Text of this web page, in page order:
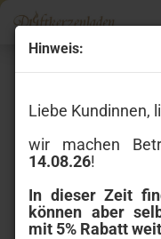
Hinweis:
Liebe Kundinnen,
wir machen
14.08.26!
In dieser Zeit
können aber
mit 5% Rabatt
« Erster « zurück